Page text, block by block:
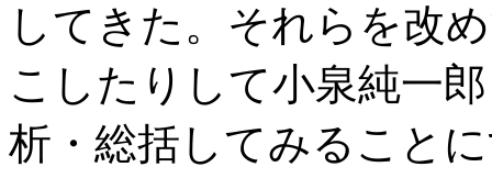
してきた。それらを改
こしたりして小泉純一
析・総括してみること